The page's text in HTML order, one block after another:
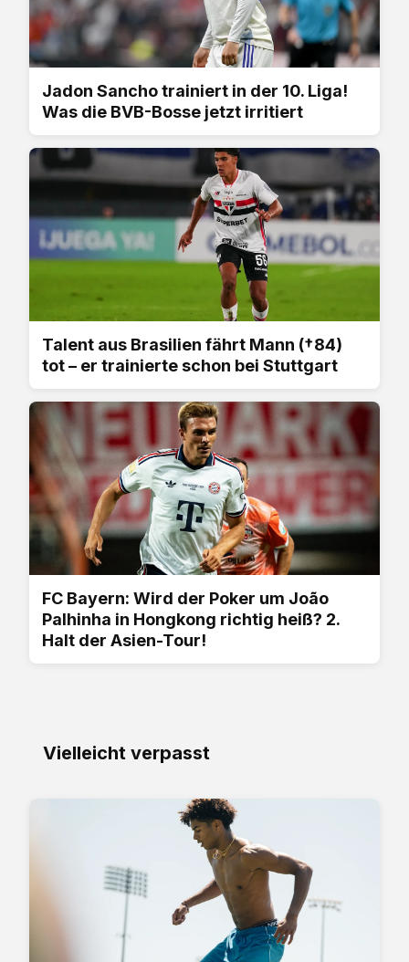
Jadon Sancho trainiert in der 10. Liga!
Was die BVB-Bosse jetzt irritiert
Talent aus Brasilien fährt Mann (†84)
tot – er trainierte schon bei Stuttgart
FC Bayern: Wird der Poker um João
Palhinha in Hongkong richtig heiß? 2.
Halt der Asien-Tour!
Vielleicht verpasst